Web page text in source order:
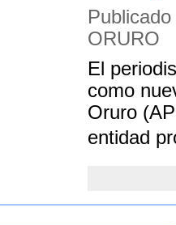
ORURO
El
como
Oruro
entidad